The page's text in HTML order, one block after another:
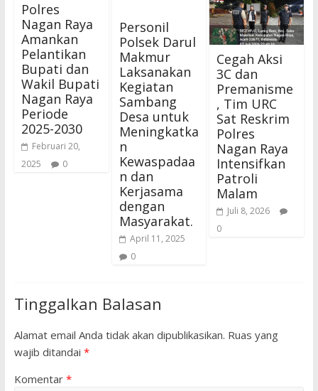
Polres
Nagan Raya
Amankan
Pelantikan
Bupati dan
Wakil Bupati
Nagan Raya
Periode
2025-2030
Februari 20,
2025
0
Personil
Polsek Darul
Makmur
Laksanakan
Kegiatan
Sambang
Desa untuk
Meningkatka
n
Kewaspadaa
n dan
Kerjasama
dengan
Masyarakat.
April 11, 2025
0
Cegah Aksi
3C dan
Premanisme
, Tim URC
Sat Reskrim
Polres
Nagan Raya
Intensifkan
Patroli
Malam
Juli 8, 2026
0
Tinggalkan Balasan
Alamat email Anda tidak akan dipublikasikan. Ruas yang
wajib ditandai *
Komentar *